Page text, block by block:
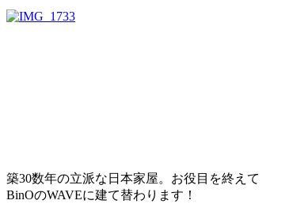
築30数年の立派な日本家屋。お役目を終えて
BinOのWAVEに建て替わります！